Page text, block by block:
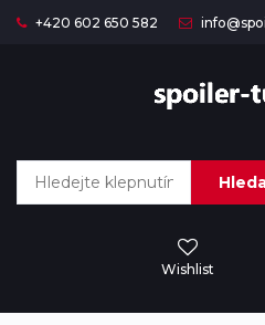
+420 602 650 582
Wishlist